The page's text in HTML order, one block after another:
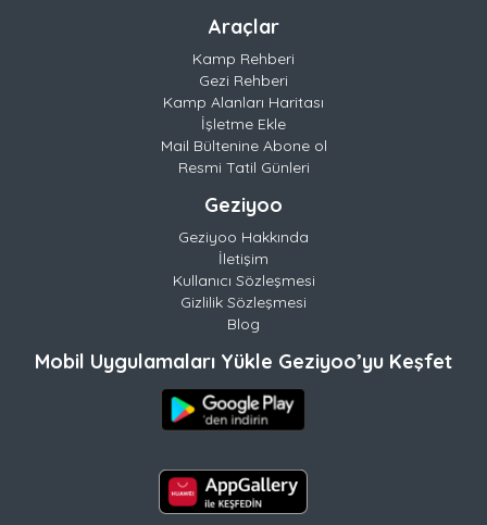
Araçlar
Kamp Rehberi
Gezi Rehberi
Kamp Alanları Haritası
İşletme Ekle
Mail Bültenine Abone ol
Resmi Tatil Günleri
Geziyoo
Geziyoo Hakkında
İletişim
Kullanıcı Sözleşmesi
Gizlilik Sözleşmesi
Blog
Mobil Uygulamaları Yükle Geziyoo’yu Keşfet